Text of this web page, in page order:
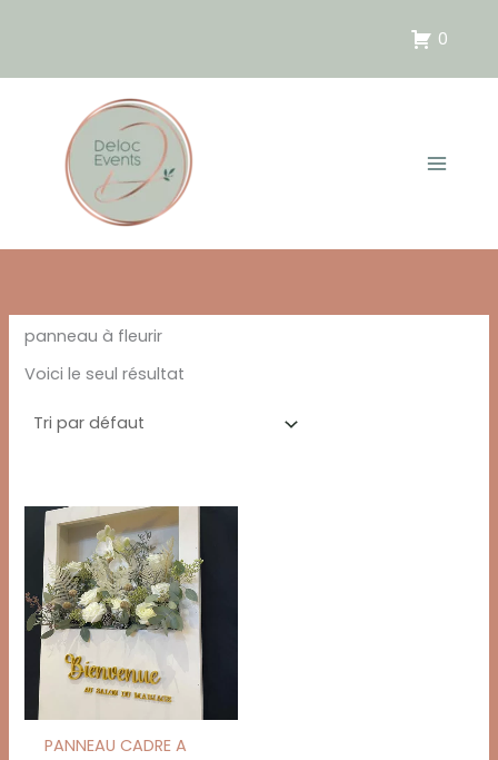
0
panneau à fleurir
Voici le seul résultat
PANNEAU CADRE A